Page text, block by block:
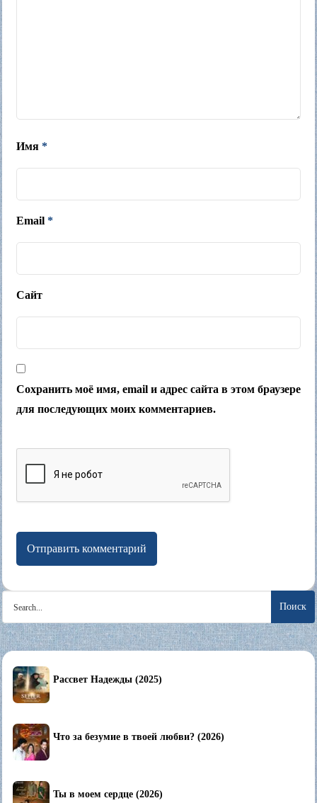
Имя *
Email *
Сайт
Сохранить моё имя, email и адрес сайта в этом браузере
для последующих моих комментариев.
Search
for:
Рассвет Надежды (2025)
Что за безумие в твоей любви? (2026)
Ты в моем сердце (2026)